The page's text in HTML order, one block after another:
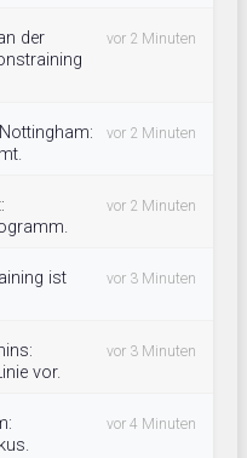
der
vor 2 Minuten
vor 2 Minuten
vor 2 Minuten
ist
vor 3 Minuten
vor.
vor 3 Minuten
vor 4 Minuten